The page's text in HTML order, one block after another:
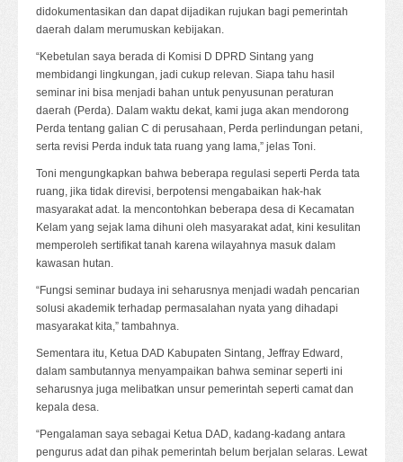
didokumentasikan dan dapat dijadikan rujukan bagi pemerintah
daerah dalam merumuskan kebijakan.
“Kebetulan saya berada di Komisi D DPRD Sintang yang
membidangi lingkungan, jadi cukup relevan. Siapa tahu hasil
seminar ini bisa menjadi bahan untuk penyusunan peraturan
daerah (Perda). Dalam waktu dekat, kami juga akan mendorong
Perda tentang galian C di perusahaan, Perda perlindungan petani,
serta revisi Perda induk tata ruang yang lama,” jelas Toni.
Toni mengungkapkan bahwa beberapa regulasi seperti Perda tata
ruang, jika tidak direvisi, berpotensi mengabaikan hak-hak
masyarakat adat. Ia mencontohkan beberapa desa di Kecamatan
Kelam yang sejak lama dihuni oleh masyarakat adat, kini kesulitan
memperoleh sertifikat tanah karena wilayahnya masuk dalam
kawasan hutan.
“Fungsi seminar budaya ini seharusnya menjadi wadah pencarian
solusi akademik terhadap permasalahan nyata yang dihadapi
masyarakat kita,” tambahnya.
Sementara itu, Ketua DAD Kabupaten Sintang, Jeffray Edward,
dalam sambutannya menyampaikan bahwa seminar seperti ini
seharusnya juga melibatkan unsur pemerintah seperti camat dan
kepala desa.
“Pengalaman saya sebagai Ketua DAD, kadang-kadang antara
pengurus adat dan pihak pemerintah belum berjalan selaras. Lewat